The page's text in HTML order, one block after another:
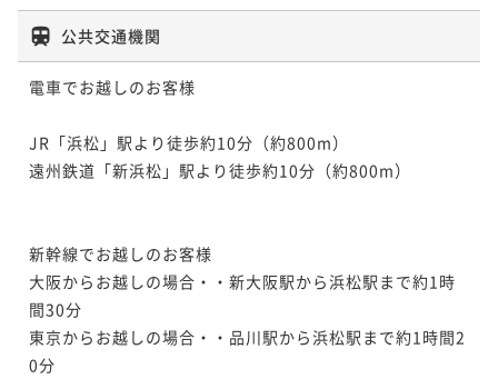
公共交通機関
電車でお越しのお客様
JR「浜松」駅より徒歩約10分（約800m）
遠州鉄道「新浜松」駅より徒歩約10分（約800m）
新幹線でお越しのお客様
大阪からお越しの場合・・新大阪駅から浜松駅まで約1時
間30分
東京からお越しの場合・・品川駅から浜松駅まで約1時間2